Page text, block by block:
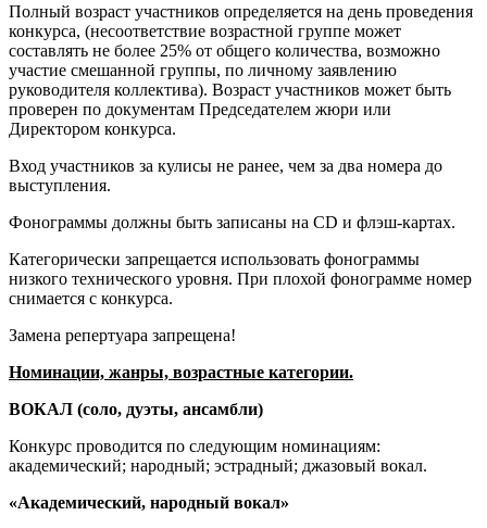
Полный возраст участников определяется на день проведения
конкурса, (несоответствие возрастной группе может
составлять не более 25% от общего количества, возможно
участие смешанной группы, по личному заявлению
руководителя коллектива). Возраст участников может быть
проверен по документам Председателем жюри или
Директором конкурса.
Вход участников за кулисы не ранее, чем за два номера до
выступления.
Фонограммы должны быть записаны на CD и флэш-картах.
Категорически запрещается использовать фонограммы
низкого технического уровня. При плохой фонограмме номер
снимается с конкурса.
Замена репертуара запрещена!
Номинации, жанры, возрастные категории.
ВОКАЛ (соло, дуэты, ансамбли)
Конкурс проводится по следующим номинациям:
академический; народный; эстрадный; джазовый вокал.
«Академический, народный вокал»